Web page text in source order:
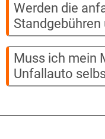
Werden die
Muss ich mein
Unfallauto